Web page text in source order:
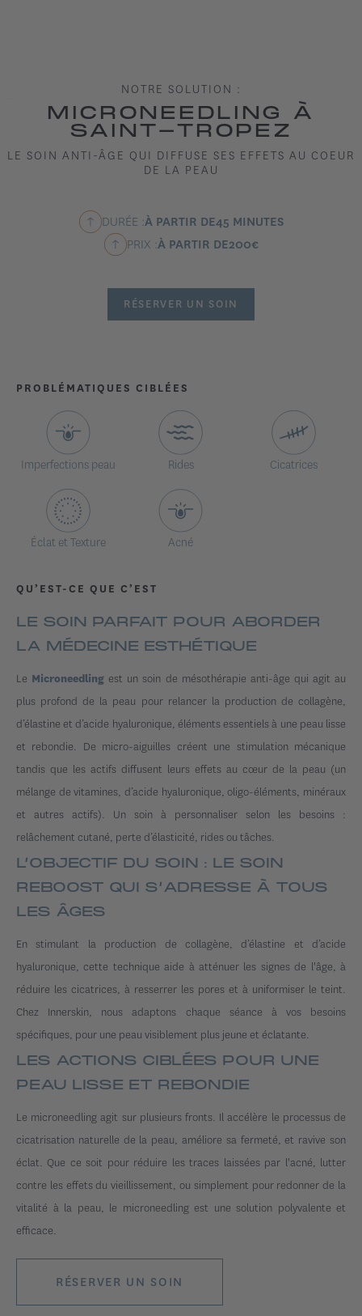
NOTRE SOLUTION :
MICRONEEDLING À
SAINT-TROPEZ
LE SOIN ANTI-ÂGE QUI DIFFUSE SES EFFETS AU COEUR
DE LA PEAU
DURÉE :À PARTIR DE45 MINUTES
PRIX :À PARTIR DE200€
RÉSERVER UN SOIN
PROBLÉMATIQUES CIBLÉES
Imperfections peau Rides Cicatrices
Éclat et Texture Acné
QU’EST-CE QUE C’EST
LE SOIN PARFAIT POUR ABORDER
LA MÉDECINE ESTHÉTIQUE
Le Microneedling est un soin de mésothérapie anti-âge qui agit au
plus profond de la peau pour relancer la production de collagène,
d’élastine et d’acide hyaluronique, éléments essentiels à une peau lisse
et rebondie. De micro-aiguilles créent une stimulation mécanique
tandis que les actifs diffusent leurs effets au cœur de la peau (un
mélange de vitamines, d’acide hyaluronique, oligo-éléments, minéraux
et autres actifs). Un soin à personnaliser selon les besoins :
relâchement cutané, perte d’élasticité, rides ou tâches.
L’OBJECTIF DU SOIN : LE SOIN
REBOOST QUI S’ADRESSE À TOUS
LES ÂGES
En stimulant la production de collagène, d’élastine et d’acide
hyaluronique, cette technique aide à atténuer les signes de l'âge, à
réduire les cicatrices, à resserrer les pores et à uniformiser le teint.
Chez Innerskin, nous adaptons chaque séance à vos besoins
spécifiques, pour une peau visiblement plus jeune et éclatante.
LES ACTIONS CIBLÉES POUR UNE
PEAU LISSE ET REBONDIE
Le microneedling agit sur plusieurs fronts. Il accélère le processus de
cicatrisation naturelle de la peau, améliore sa fermeté, et ravive son
éclat. Que ce soit pour réduire les traces laissées par l'acné, lutter
contre les effets du vieillissement, ou simplement pour redonner de la
vitalité à la peau, le microneedling est une solution polyvalente et
efficace.
RÉSERVER UN SOIN